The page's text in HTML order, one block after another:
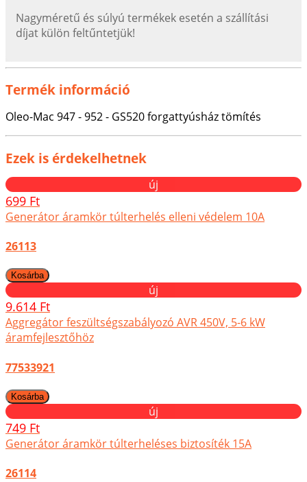
Nagyméretű és súlyú termékek esetén a szállítási
díjat külön feltűntetjük!
Termék információ
Oleo-Mac 947 - 952 - GS520 forgattyúsház tömítés
Ezek is érdekelhetnek
új
699 Ft
Generátor áramkör túlterhelés elleni védelem 10A
26113
új
9.614 Ft
Aggregátor feszültségszabályozó AVR 450V, 5-6 kW
áramfejlesztőhöz
77533921
új
749 Ft
Generátor áramkör túlterheléses biztosíték 15A
26114